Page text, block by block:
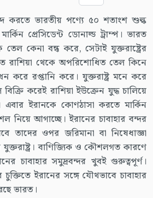
করতে ভারতীয় পণ্যে ৫০ শতাংশ শুল্ক
প্রেসিডেন্ট ডোনাল্ড ট্রাম্প। ভারত
তেল কেনা বন্ধ করে, সেটাই যুক্তরাষ্ট্রের
রাশিয়া থেকে অপরিশোধিত তেল কিনে
করে রপ্তানি করে। যুক্তরাষ্ট্র মনে করে
করেই রাশিয়া ইউক্রেন যুদ্ধ চালিয়ে
এবার ইরানকে কোণঠাসা করতে মার্কিন
নিয়ে আগাচ্ছে। ইরানের চাবাহার বন্দর
তাদের ওপর জরিমানা বা নিষেধাজ্ঞা
বাণিজ্যিক ও কৌশলগত কারণে
চাবাহার সমুদ্রবন্দর খুবই গুরুত্বপূর্ণ।
ইরানের সঙ্গে যৌথভাবে চাবাহার
ভারত।